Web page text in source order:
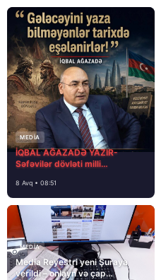
MEDİA
İQBAL AĞAZADƏ YAZIR-
Səfəvilər dövləti milli
8 Avq • 08:51
MEDİA
Media Reyestri yeni Şuraya
verildi – onlayn və çap